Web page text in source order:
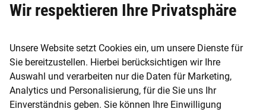
Wir respektieren Ihre Privatsphäre
Unsere Website setzt Cookies ein, um unsere Dienste für
Sie bereitzustellen. Hierbei berücksichtigen wir Ihre
Auswahl und verarbeiten nur die Daten für Marketing,
Analytics und Personalisierung, für die Sie uns Ihr
Einverständnis geben. Sie können Ihre Einwilligung